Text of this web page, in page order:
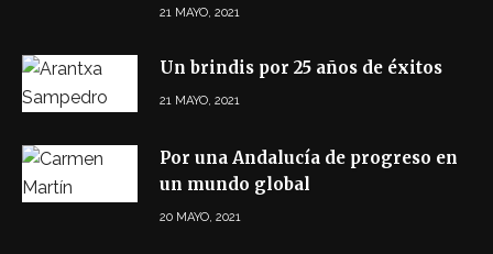
21 MAYO, 2021
Un brindis por 25 años de éxitos
21 MAYO, 2021
Por una Andalucía de progreso en
un mundo global
20 MAYO, 2021